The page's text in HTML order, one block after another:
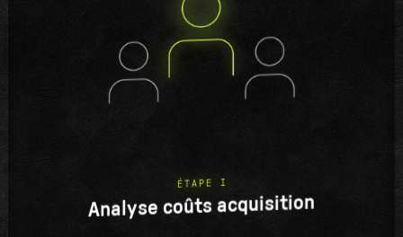
ÉTAPE I
Analyse coûts acquisition